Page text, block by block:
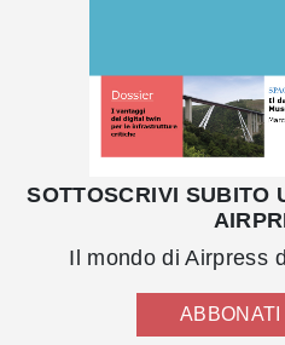
SOTTOSCRIVI SUBITO
Il mondo di Airpress